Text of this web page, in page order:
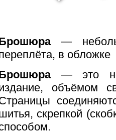
—
в обложке
— это
объёмом
скрепкой